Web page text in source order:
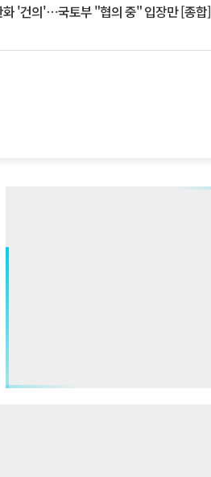
화 '건의'⋯국토부 "협의 중" 입장만 [종합]